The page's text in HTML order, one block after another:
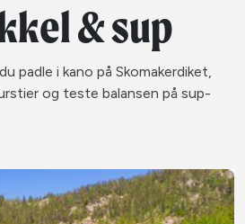
& sup
padle i kano på Skomakerdiket,
og teste balansen på sup-